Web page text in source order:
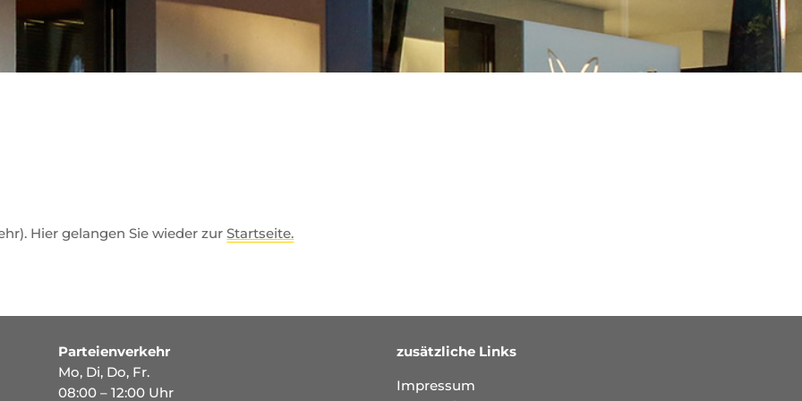
Hier gelangen Sie wieder zurStartseite.
Parteienverkehr
Mo, Di, Do, Fr.
08:00 – 12:00 Uhr
zusätzliche Links
Impressum